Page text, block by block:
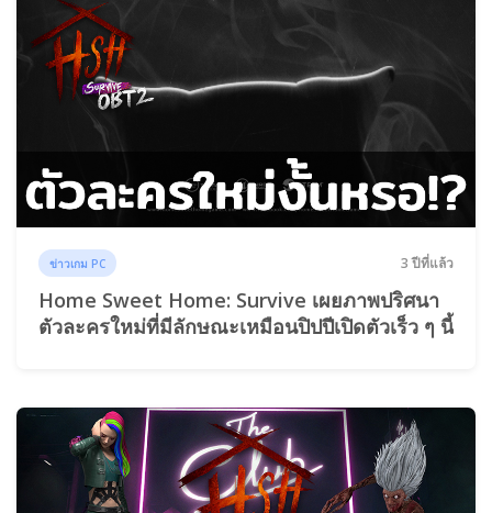
ข่าวเกม PC 3 ปีที่แล้ว
Home Sweet Home: Survive เผยภาพปริศนา
ตัวละครใหม่ที่มีลักษณะเหมือนปิปปีเปิดตัวเร็ว ๆ นี้